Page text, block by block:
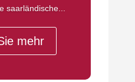
saarländische...
mehr